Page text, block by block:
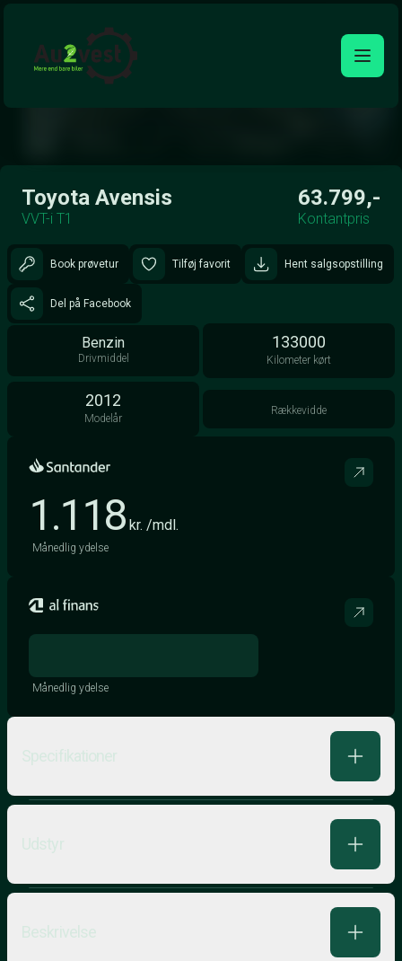
Åben galleri
Toyota Avensis
VVT-i T1
63.799,-
Kontantpris
Book prøvetur Tilføj favorit Hent salgsopstilling
Del på Facebook
Benzin
Drivmiddel
133000
Kilometer kørt
2012
Modelår
Rækkevidde
1.118 kr. /mdl.
Månedlig ydelse
Månedlig ydelse
Specifikationer
Udstyr
Beskrivelse